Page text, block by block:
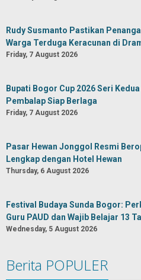
Rudy Susmanto Pastikan
Warga Terduga Keracunan di
Friday, 7 August 2026
Bupati Bogor Cup 2026 Seri
Pembalap Siap Berlaga
Friday, 7 August 2026
Pasar Hewan Jonggol Resmi
Lengkap dengan Hotel Hewan
Thursday, 6 August 2026
Festival Budaya Sunda Bogor:
Guru PAUD dan Wajib Belajar 13
Wednesday, 5 August 2026
Berita POPULER